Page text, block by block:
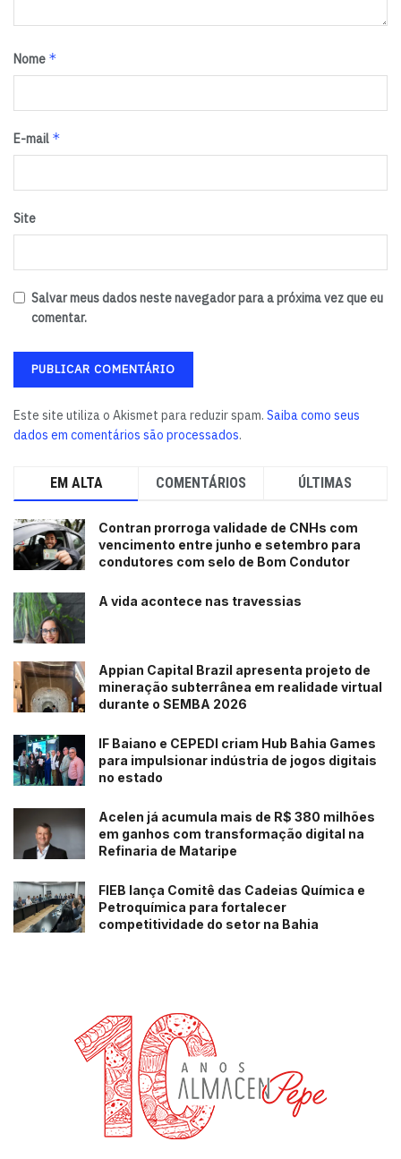
Nome *
E-mail *
Site
Salvar meus dados neste navegador para a próxima vez que eu
comentar.
Este site utiliza o Akismet para reduzir spam. Saiba como seus
dados em comentários são processados.
EM ALTA COMENTÁRIOS ÚLTIMAS
Contran prorroga validade de CNHs com
vencimento entre junho e setembro para
condutores com selo de Bom Condutor
A vida acontece nas travessias
Appian Capital Brazil apresenta projeto de
mineração subterrânea em realidade virtual
durante o SEMBA 2026
IF Baiano e CEPEDI criam Hub Bahia Games
para impulsionar indústria de jogos digitais
no estado
Acelen já acumula mais de R$ 380 milhões
em ganhos com transformação digital na
Refinaria de Mataripe
FIEB lança Comitê das Cadeias Química e
Petroquímica para fortalecer
competitividade do setor na Bahia